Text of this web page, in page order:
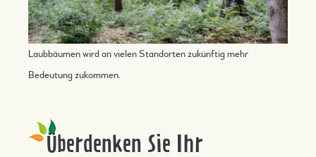
Laubbäumen wird an vielen Standorten zukünftig mehr
Bedeutung zukommen.
Überdenken Sie Ihr